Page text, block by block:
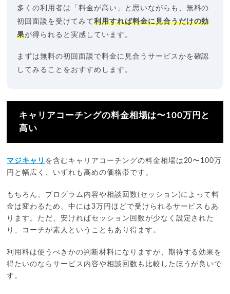
多くの利用者は「料金が高い」と思いながらも、無料の
初回面談を受けてみて利用すれば料金に見合うだけの効
果が得られると実感しています。
まずは無料の初回面談で料金に見合うサービスかを確認
してみることをおすすめします。
キャリアコーチングの料金相場は〜100万円と
高い
マジキャリ を含むキャリアコーチングの料金相場は20〜100万
円と幅広く、いずれも高めの価格帯です。
もちろん、プログラム内容や相談回数(セッション)によって料
金は変わるため、中には3万円ほどで受けられるサービスもあ
ります。ただ、安ければセッション回数が少なく設定された
り、コーチが素人ということもあり得ます。
利用料は使うべきかの判断材料になりますが、期待する効果を
得たいのならサービス内容や相談回数も比較したほうが良いで
す。